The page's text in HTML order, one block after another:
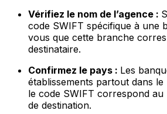
Vérifiez le nom de l’agence :
code SWIFT spécifique à une
vous que cette branche
destinataire.
Confirmez le pays : Les
établissements partout dans
le code SWIFT correspond au
de destination.